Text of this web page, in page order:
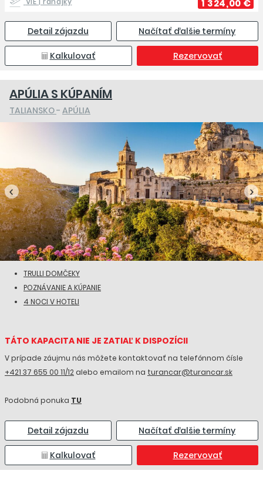
1 324,00 €
Detail zájazdu Načítať ďalšie termíny
Kalkulovať Rezervovať
APÚLIA S KÚPANÍM
TALIANSKO- APÚLIA
TRULLI DOMČEKY
POZNÁVANIE A KÚPANIE
4 NOCI V HOTELI
TÁTO KAPACITA NIE JE ZATIAĽ K DISPOZÍCII
V prípade záujmu nás môžete kontaktovať na telefónnom čísle
+421 37 655 00 11/12 alebo emailom na turancar@turancar.sk
Podobná ponuka TU
Detail zájazdu Načítať ďalšie termíny
Kalkulovať Rezervovať